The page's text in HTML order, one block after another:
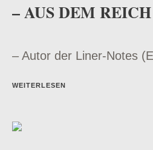
– AUS DEM
– Autor der Liner-Notes
WEITERLESEN